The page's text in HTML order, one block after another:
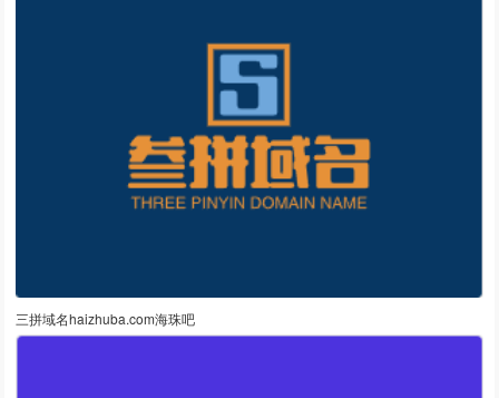
三拼域名haizhuba.com海珠吧